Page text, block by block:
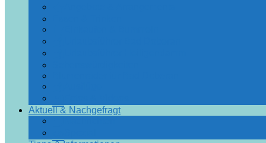
Aktuell & Nachgefragt